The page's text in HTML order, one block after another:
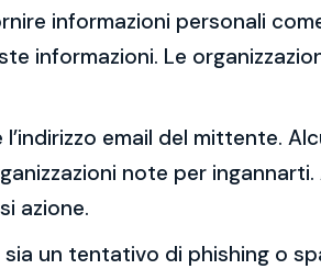
informazioni personali
informazioni. Le
email del mittente.
note per
azione.
sia un tentativo di phishing o